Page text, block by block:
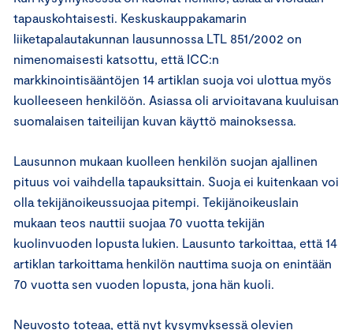
tapauskohtaisesti. Keskuskauppakamarin
liiketapalautakunnan lausunnossa LTL 851/2002 on
nimenomaisesti katsottu, että ICC:n
markkinointisääntöjen 14 artiklan suoja voi ulottua myös
kuolleeseen henkilöön. Asiassa oli arvioitavana kuuluisan
suomalaisen taiteilijan kuvan käyttö mainoksessa.
Lausunnon mukaan kuolleen henkilön suojan ajallinen
pituus voi vaihdella tapauksittain. Suoja ei kuitenkaan voi
olla tekijänoikeussuojaa pitempi. Tekijänoikeuslain
mukaan teos nauttii suojaa 70 vuotta tekijän
kuolinvuoden lopusta lukien. Lausunto tarkoittaa, että 14
artiklan tarkoittama henkilön nauttima suoja on enintään
70 vuotta sen vuoden lopusta, jona hän kuoli.
Neuvosto toteaa, että nyt kysymyksessä olevien